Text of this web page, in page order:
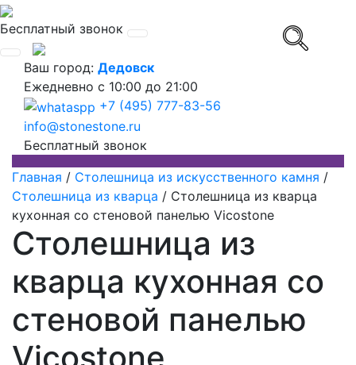
Бесплатный звонок
Ваш город: Дедовск
Ежедневно с 10:00 до 21:00
+7 (495) 777-83-56
info@stonestone.ru
Бесплатный звонок
Главная / Столешница из искусственного камня /
Столешница из кварца / Столешница из кварца
кухонная со стеновой панелью Vicostone
Столешница из
кварца кухонная со
стеновой панелью
Vicostone